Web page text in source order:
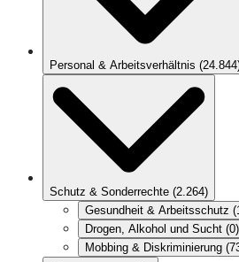
Personal & Arbeitsverhältnis (24.844
Schutz & Sonderrechte (2.264)
Gesundheit & Arbeitsschutz (
Drogen, Alkohol und Sucht (0)
Mobbing & Diskriminierung (